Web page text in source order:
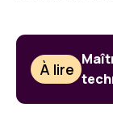
À lire